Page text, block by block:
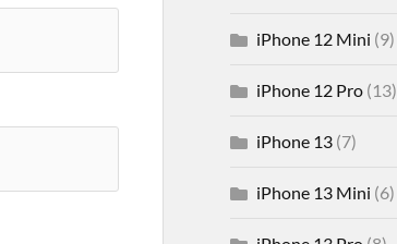
iPhone 12 Mini (9)
iPhone 12 Pro(13)
iPhone 13(7)
iPhone 13 Mini (6)